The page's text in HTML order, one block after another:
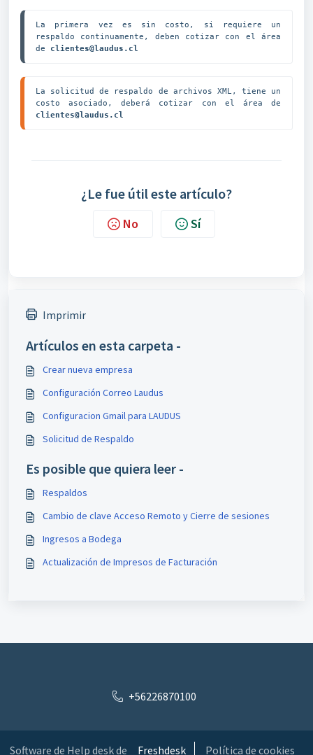
La primera vez es sin costo, si requiere un
respaldo continuamente, deben cotizar con el área
de clientes@laudus.cl
La solicitud de respaldo de archivos XML, tiene un
clientes@laudus.cl
¿Le fue útil este artículo?
No Sí
Imprimir
Artículos en esta carpeta -
Crear nueva empresa
Configuración Correo Laudus
Configuracion Gmail para LAUDUS
Solicitud de Respaldo
Es posible que quiera leer -
Respaldos
Cambio de clave Acceso Remoto y Cierre de sesiones
Ingresos a Bodega
Actualización de Impresos de Facturación
+56226870100
Software de Help desk de Freshdesk Política de cookies